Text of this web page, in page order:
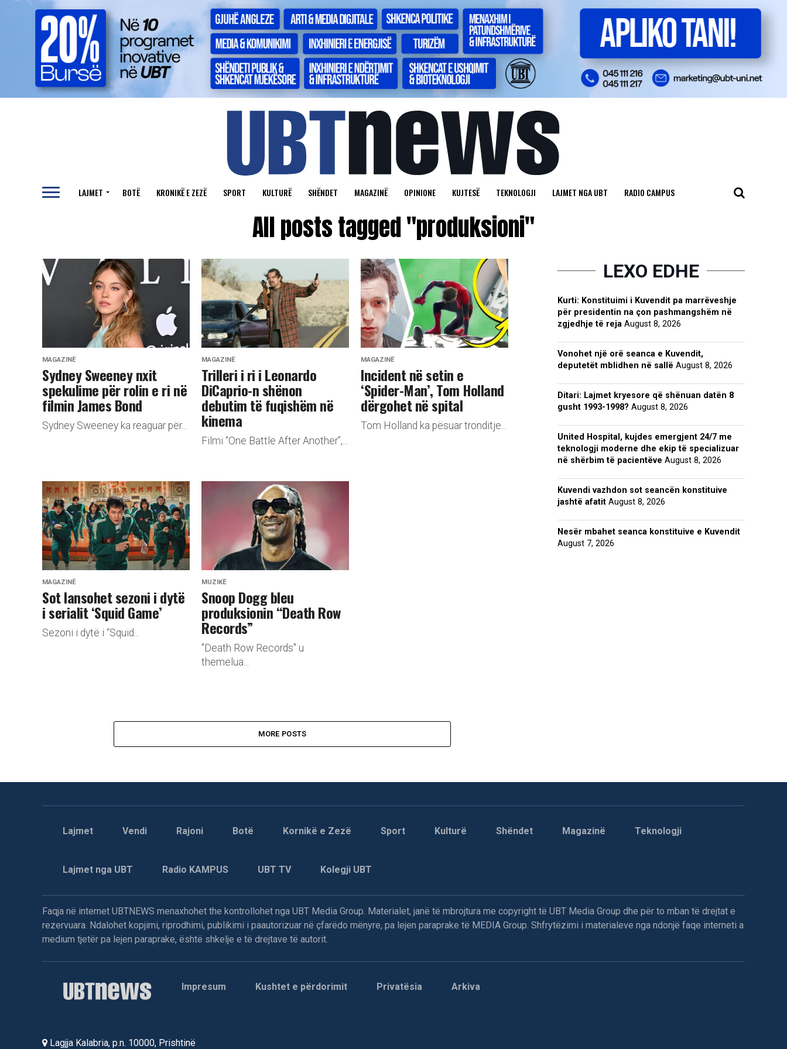
LAJMET BOTË KRONIKË E ZEZË SPORT KULTURË SHËNDET MAGAZINË OPINIONE KUJTESË TEKNOLOGJI LAJMET NGA UBT RADIO CAMPUS
All posts tagged "produksioni"
MAGAZINË
Sydney Sweeney nxit
spekulime për rolin e ri në
filmin James Bond
Sydney Sweeney ka reaguar për...
MAGAZINË
Trilleri i ri i Leonardo
DiCaprio-n shënon
debutim të fuqishëm në
kinema
Filmi “One Battle After Another”,...
MAGAZINË
Incident në setin e
‘Spider-Man’, Tom Holland
dërgohet në spital
Tom Holland ka pësuar tronditje...
MAGAZINË
Sot lansohet sezoni i dytë
i serialit ‘Squid Game’
Sezoni i dytë i “Squid...
MUZIKË
Snoop Dogg bleu
produksionin “Death Row
Records”
"Death Row Records" u
themelua...
MORE POSTS
LEXO EDHE
Kurti: Konstituimi i Kuvendit pa marrëveshje
për presidentin na çon pashmangshëm në
zgjedhje të reja August 8, 2026
Vonohet një orë seanca e Kuvendit,
deputetët mblidhen në sallë August 8, 2026
Ditari: Lajmet kryesore që shënuan datën 8
gusht 1993-1998? August 8, 2026
United Hospital, kujdes emergjent 24/7 me
teknologji moderne dhe ekip të specializuar
në shërbim të pacientëve August 8, 2026
Kuvendi vazhdon sot seancën konstituive
jashtë afatit August 8, 2026
Nesër mbahet seanca konstituive e Kuvendit
August 7, 2026
Lajmet Vendi Rajoni Botë Kornikë e Zezë Sport Kulturë Shëndet Magazinë Teknologji
Lajmet nga UBT Radio KAMPUS UBT TV Kolegji UBT
Faqja në internet UBTNEWS menaxhohet the kontrollohet nga UBT Media Group. Materialet, janë të mbrojtura me copyright të UBT Media Group dhe për to mban të drejtat e
rezervuara. Ndalohet kopjimi, riprodhimi, publikimi i paautorizuar në çfarëdo mënyre, pa lejen paraprake të MEDIA Group. Shfrytëzimi i materialeve nga ndonjë faqe interneti a
medium tjetër pa lejen paraprake, është shkelje e të drejtave të autorit.
Impresum Kushtet e përdorimit Privatësia Arkiva
Lagjja Kalabria, p.n. 10000, Prishtinë